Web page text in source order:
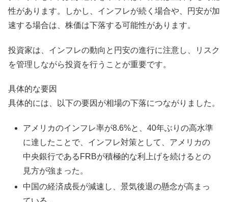
性があります。しかし、インフレが続く場合や、円安が加
速する場合は、株価は下落する可能性があります。
投資家は、インフレの動向と円安の進行に注意し、リスク
を管理しながら投資を行うことが重要です。
具体的な要因
具体的には、以下の要因が相場の下落につながりました。
アメリカのインフレ率が8.6%と、40年ぶりの高水準
に達したことで、インフレ対策として、アメリカの
中央銀行であるFRBが積極的な利上げを続けるとの
見方が強まった。
中国の経済成長が減速し、景気後退の懸念が高まっ